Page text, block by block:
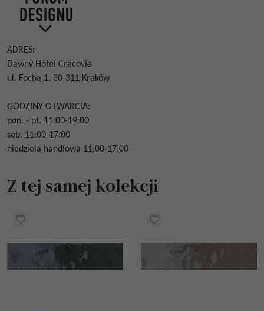
ADRES:
Dawny Hotel Cracovia
ul. Focha 1, 30-311 Kraków
GODZINY OTWARCIA:
pon. - pt. 11:00-19:00
sob. 11:00-17:00
niedziela handlowa 11:00-17:00
Z tej samej kolekcji